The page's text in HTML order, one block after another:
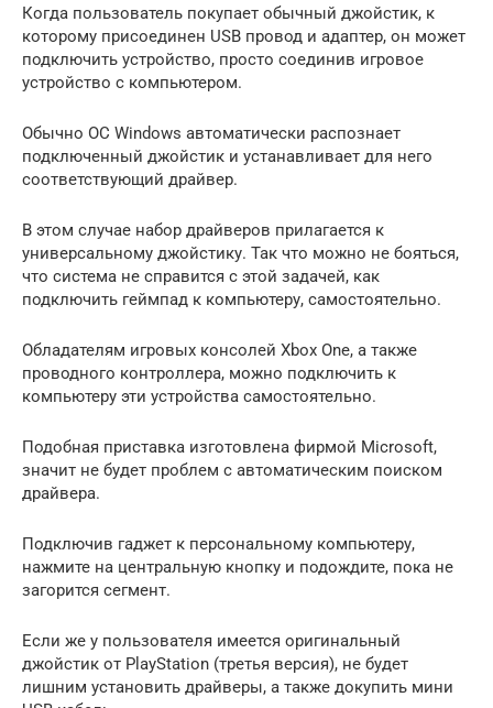
Когда пользователь покупает обычный джойстик, к
которому присоединен USB провод и адаптер, он может
подключить устройство, просто соединив игровое
устройство с компьютером.
Обычно ОС Windows автоматически распознает
подключенный джойстик и устанавливает для него
соответствующий драйвер.
В этом случае набор драйверов прилагается к
универсальному джойстику. Так что можно не бояться,
что система не справится с этой задачей, как
подключить геймпад к компьютеру, самостоятельно.
Обладателям игровых консолей Xbox One, а также
проводного контроллера, можно подключить к
компьютеру эти устройства самостоятельно.
Подобная приставка изготовлена фирмой Microsoft,
значит не будет проблем с автоматическим поиском
драйвера.
Подключив гаджет к персональному компьютеру,
нажмите на центральную кнопку и подождите, пока не
загорится сегмент.
Если же у пользователя имеется оригинальный
джойстик от PlayStation (третья версия), не будет
лишним установить драйверы, а также докупить мини